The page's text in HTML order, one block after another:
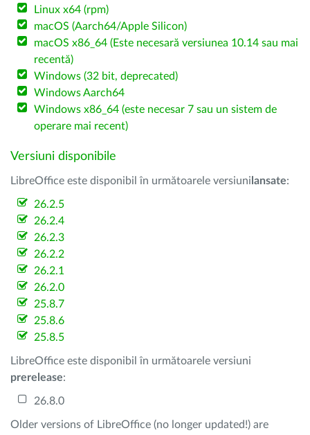
Linux x64 (rpm)
macOS (Aarch64/Apple Silicon)
macOS x86_64 (Este necesară versiunea 10.14 sau mai
recentă)
Windows (32 bit, deprecated)
Windows Aarch64
Windows x86_64 (este necesar 7 sau un sistem de
operare mai recent)
Versiuni disponibile
LibreOffice este disponibil în următoarele versiuni lansate:
26.2.5
26.2.4
26.2.3
26.2.2
26.2.1
26.2.0
25.8.7
25.8.6
25.8.5
LibreOffice este disponibil în următoarele versiuni
prerelease:
26.8.0
Older versions of LibreOffice (no longer updated!) are